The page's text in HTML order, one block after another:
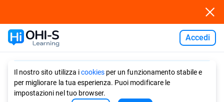
Accedi
Il nostro sito utilizza icookies per un funzionamento stabile e
per migliorare la tua esperienza. Puoi modificare le
impostazioni nel tuo browser.